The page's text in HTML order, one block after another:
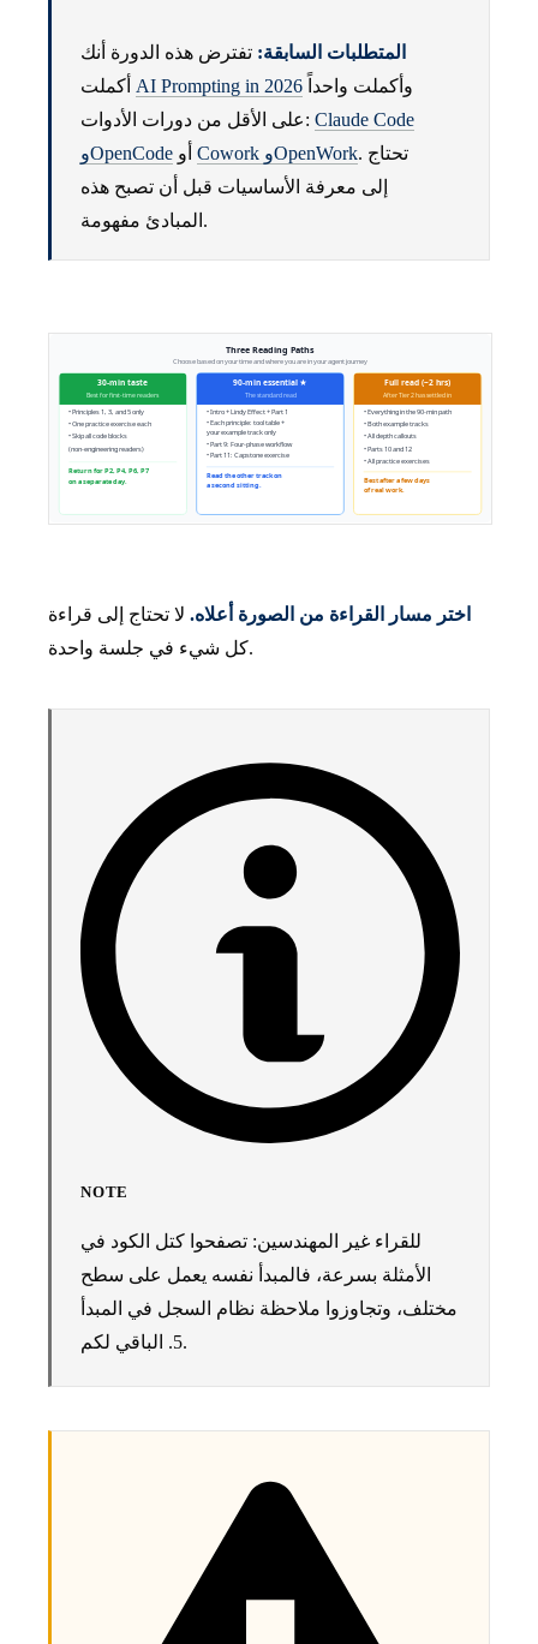
المتطلبات السابقة: تفترض هذه الدورة أنك
AI Prompting in 2026
على الأقل من دورات الأدوات: Claude Code
وOpenCode
Cowork وOpenWork. تحتاج
إلى معرفة الأساسيات قبل أن تصبح هذه
المبادئ مفهومة.
اختر مسار القراءة من الصورة أعلاه. لا تحتاج إلى قراءة
كل شيء في جلسة واحدة.
NOTE
للقراء غير المهندسين: تصفحوا كتل الكود في
الأمثلة بسرعة، فالمبدأ نفسه يعمل على سطح
مختلف، وتجاوزوا ملاحظة نظام السجل في المبدأ
5. الباقي لكم.